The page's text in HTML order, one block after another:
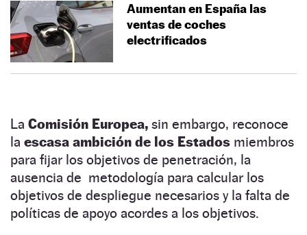
Aumentan en España las
ventas de coches
electrificados
La Comisión Europea, sin embargo, reconoce
la escasa ambición de los Estados miembros
para fijar los objetivos de penetración, la
ausencia de metodología para calcular los
objetivos de despliegue necesarios y la falta de
políticas de apoyo acordes a los objetivos.